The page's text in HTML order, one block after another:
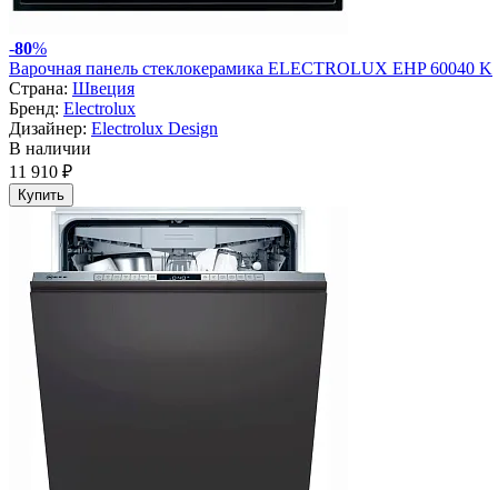
-80%
Варочная панель стеклокерамика ELECTROLUX EHP 60040 K
Страна: Швеция
Бренд: Electrolux
Дизайнер: Electrolux Design
В наличии
11 910 ₽
Купить